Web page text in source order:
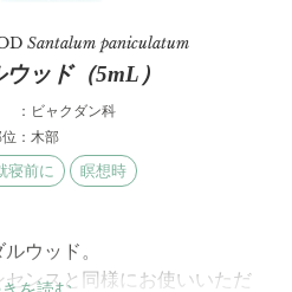
Santalum paniculatum
ッド（5mL）
ビャクダン科
：木部
寝前に 瞑想時
ウッド。
ンスと同様にお使いいただ